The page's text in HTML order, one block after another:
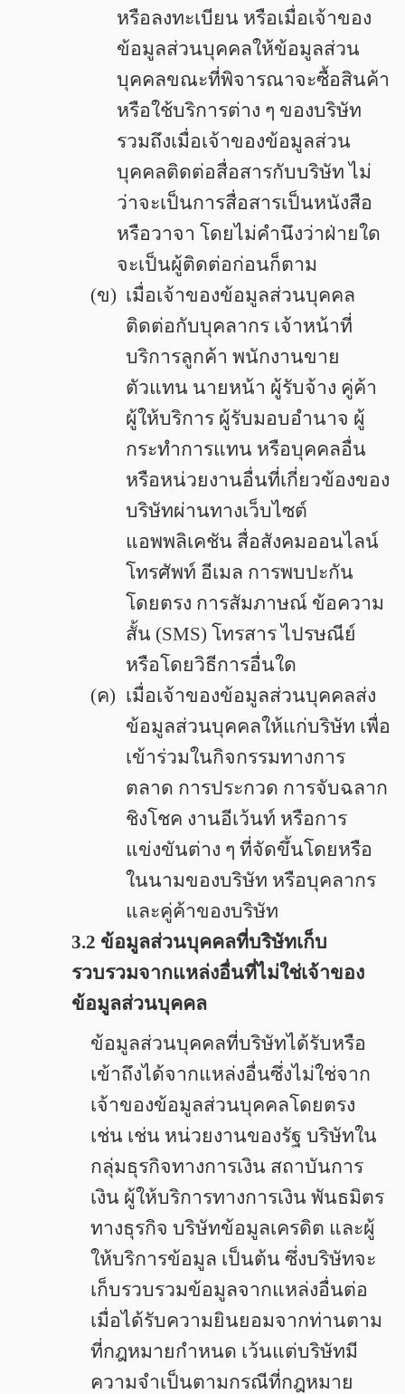
หรือลงทะเบียน หรือเมื่อเจ้าของ
ข้อมูลส่วนบุคคลให้ข้อมูลส่วน
บุคคลขณะที่พิจารณาจะซื้อสินค้า
หรือใช้บริการต่าง ๆ ของบริษัท
รวมถึงเมื่อเจ้าของข้อมูลส่วน
บุคคลติดต่อสื่อสารกับบริษัท ไม่
ว่าจะเป็นการสื่อสารเป็นหนังสือ
หรือวาจา โดยไม่คำนึงว่าฝ่ายใด
จะเป็นผู้ติดต่อก่อนก็ตาม
(ข) เมื่อเจ้าของข้อมูลส่วนบุคคล
ติดต่อกับบุคลากร เจ้าหน้าที่
บริการลูกค้า พนักงานขาย
ตัวแทน นายหน้า ผู้รับจ้าง คู่ค้า
ผู้ให้บริการ ผู้รับมอบอำนาจ ผู้
กระทำการแทน หรือบุคคลอื่น
หรือหน่วยงานอื่นที่เกี่ยวข้องของ
บริษัทผ่านทางเว็บไซต์
แอพพลิเคชัน สื่อสังคมออนไลน์
โทรศัพท์ อีเมล การพบปะกัน
โดยตรง การสัมภาษณ์ ข้อความ
สั้น (SMS) โทรสาร ไปรษณีย์
หรือโดยวิธีการอื่นใด
(ค) เมื่อเจ้าของข้อมูลส่วนบุคคลส่ง
ข้อมูลส่วนบุคคลให้แก่บริษัท เพื่อ
เข้าร่วมในกิจกรรมทางการ
ตลาด การประกวด การจับฉลาก
ชิงโชค งานอีเว้นท์ หรือการ
แข่งขันต่าง ๆ ที่จัดขึ้นโดยหรือ
ในนามของบริษัท หรือบุคลากร
และคู่ค้าของบริษัท
3.2 ข้อมูลส่วนบุคคลที่บริษัทเก็บ
รวบรวมจากแหล่งอื่นที่ไม่ใช่เจ้าของ
ข้อมูลส่วนบุคคล
ข้อมูลส่วนบุคคลที่บริษัทได้รับหรือ
เข้าถึงได้จากแหล่งอื่นซึ่งไม่ใช่จาก
เจ้าของข้อมูลส่วนบุคคลโดยตรง
เช่น เช่น หน่วยงานของรัฐ บริษัทใน
กลุ่มธุรกิจทางการเงิน สถาบันการ
เงิน ผู้ให้บริการทางการเงิน พันธมิตร
ทางธุรกิจ บริษัทข้อมูลเครดิต และผู้
ให้บริการข้อมูล เป็นต้น ซึ่งบริษัทจะ
เก็บรวบรวมข้อมูลจากแหล่งอื่นต่อ
เมื่อได้รับความยินยอมจากท่านตาม
ที่กฎหมายกำหนด เว้นแต่บริษัทมี
ความจำเป็นตามกรณีที่กฎหมาย